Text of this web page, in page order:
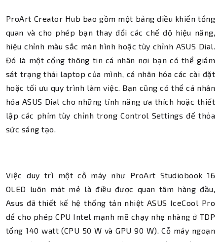
ProArt Creator Hub bao gồm một bảng điều khiển tổng
quan và cho phép bạn thay đổi các chế độ hiệu năng,
hiệu chỉnh màu sắc màn hình hoặc tùy chỉnh ASUS Dial.
Đó là một cổng thông tin cá nhân nơi bạn có thể giám
sát trạng thái laptop của mình, cá nhân hóa các cài đặt
hoặc tối ưu quy trình làm việc. Bạn cũng có thể cá nhân
hóa ASUS Dial cho những tính năng ưa thích hoặc thiết
lập các phím tùy chỉnh trong Control Settings để thỏa
sức sáng tạo.
Việc duy trì một cỗ máy như ProArt Studiobook 16
OLED luôn mát mẻ là điều được quan tâm hàng đầu,
Asus đã thiết kế hệ thống tản nhiệt ASUS IceCool Pro
để cho phép CPU Intel mạnh mẽ chạy nhẹ nhàng ở TDP
tổng 140 watt (CPU 50 W và GPU 90 W). Cỗ máy ngoạn